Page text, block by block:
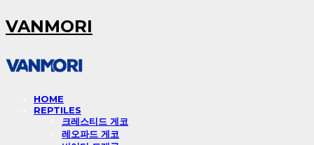
VANMORI
HOME
REPTILES
크레스티드 게코
레오파드 게코